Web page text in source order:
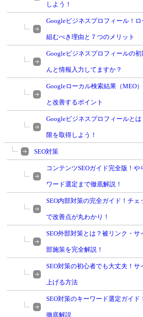
しよう！
Googleビジネスプロフィール！ロ
組むべき理由と７つのメリット
Googleビジネスプロフィールの
んと情報入力してますか？
Googleローカル検索結果（MEO
と改善するポイント
Googleビジネスプロフィールと
限を取得しよう！
SEO対策
コンテンツSEOガイド完全版！
ワード選定まで徹底解説！
SEO内部対策の完全ガイド！チ
で改善点が丸わかり！
SEO外部対策とは？被リンク・
部施策を完全解説！
SEO対策の初心者でも大丈夫！
上げる方法
SEO対策のキーワード選定ガイ
徹底解説